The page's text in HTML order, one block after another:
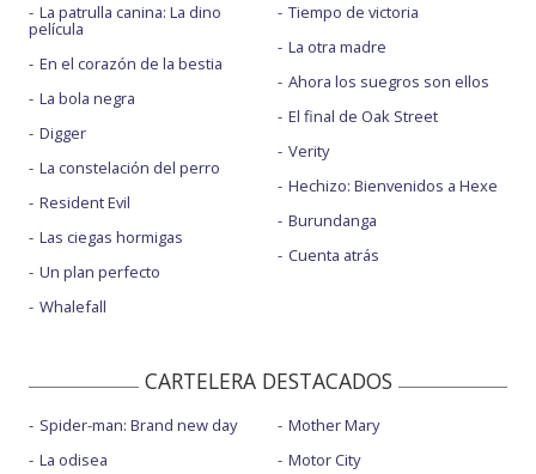
La patrulla canina: La dino
película
En el corazón de la bestia
La bola negra
Digger
La constelación del perro
Resident Evil
Las ciegas hormigas
Un plan perfecto
Whalefall
Tiempo de victoria
La otra madre
Ahora los suegros son ellos
El final de Oak Street
Verity
Hechizo: Bienvenidos a Hexe
Burundanga
Cuenta atrás
CARTELERA DESTACADOS
Spider-man: Brand new day
La odisea
Mother Mary
Motor City